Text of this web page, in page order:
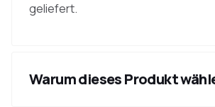
geliefert.
Warum dieses Produkt